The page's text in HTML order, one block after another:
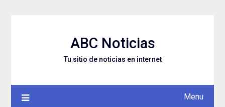
ABC Noticias
Tu sitio de noticias en internet
Menu